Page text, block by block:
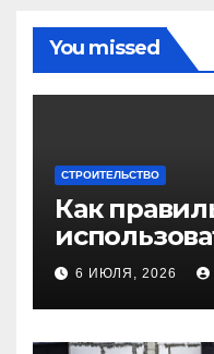
You missed
СТРОИТЕЛЬСТВО
Как
плёнку для
дома
6 ИЮЛЯ, 2026